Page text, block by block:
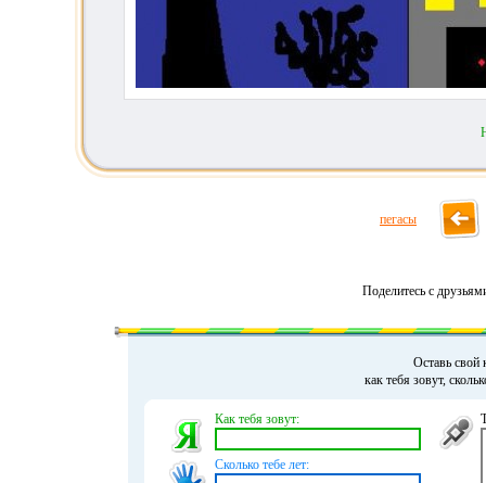
пегасы
Поделитесь с
Оставь свой
как тебя зовут,
Как тебя зовут:
Сколько тебе лет: